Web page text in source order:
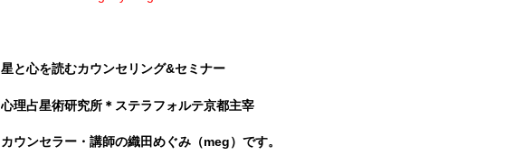
星と心を読むカウンセリング&セミナー
心理占星術研究所＊ステラフォルテ京都主宰
カウンセラー・講師の織田めぐみ（meg）です。